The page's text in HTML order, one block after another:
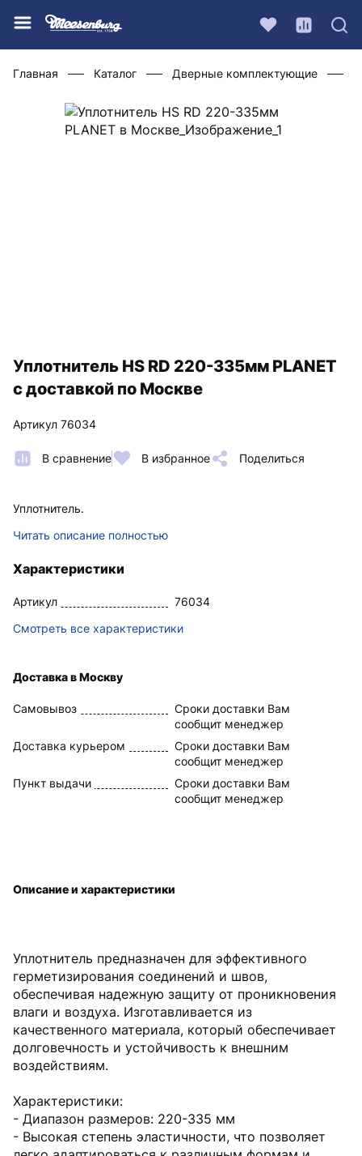
Главная Каталог Дверные комплектующие
Уплотнитель HS RD 220-335мм PLANET
с доставкой по Москве
Артикул 76034
В сравнение В избранное Поделиться
Уплотнитель.
Читать описание полностью
Характеристики
Артикул
76034
Смотреть все характеристики
Доставка в Москву
Самовывоз
Сроки доставки Вам
сообщит менеджер
Доставка курьером
Сроки доставки Вам
сообщит менеджер
Пункт выдачи
Сроки доставки Вам
сообщит менеджер
Уплотнитель предназначен для эффективного
герметизирования соединений и швов,
обеспечивая надежную защиту от проникновения
влаги и воздуха. Изготавливается из
качественного материала, который обеспечивает
долговечность и устойчивость к внешним
воздействиям.
Характеристики:
- Диапазон размеров: 220-335 мм
- Высокая степень эластичности, что позволяет
Описание и характеристики